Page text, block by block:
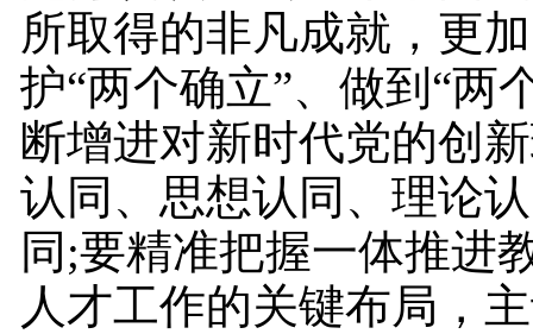
所取得的非凡成就，更
护“两个确立”、做到“两
断增进对新时代党的创
认同、思想认同、理论
同;要精准把握一体推进
人才工作的关键布局，